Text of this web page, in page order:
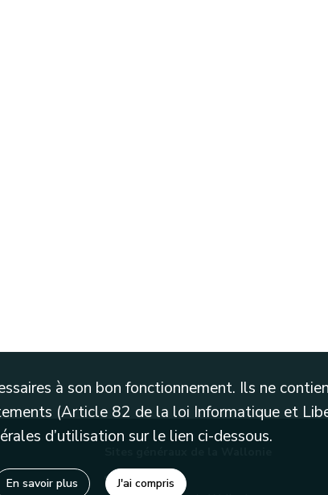
Wallonie.be
à son bon fonctionnement. Ils ne
(Article 82 de la loi Informatique et
d’utilisation sur le lien ci-dessous.
En savoir plus J'ai compris